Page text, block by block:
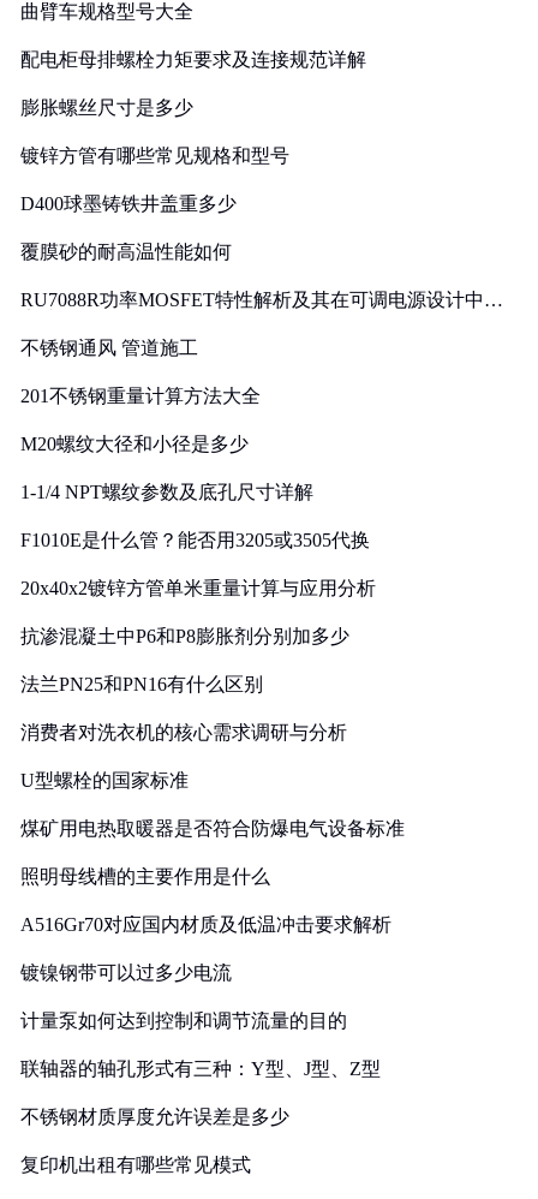
曲臂车规格型号大全
配电柜母排螺栓力矩要求及连接规范详解
膨胀螺丝尺寸是多少
镀锌方管有哪些常见规格和型号
D400球墨铸铁井盖重多少
覆膜砂的耐高温性能如何
RU7088R功率MOSFET特性解析及其在可调电源设计中的
不锈钢通风 管道施工
201不锈钢重量计算方法大全
M20螺纹大径和小径是多少
1-1/4 NPT螺纹参数及底孔尺寸详解
F1010E是什么管？能否用3205或3505代换
20x40x2镀锌方管单米重量计算与应用分析
抗渗混凝土中P6和P8膨胀剂分别加多少
法兰PN25和PN16有什么区别
消费者对洗衣机的核心需求调研与分析
U型螺栓的国家标准
煤矿用电热取暖器是否符合防爆电气设备标准
照明母线槽的主要作用是什么
A516Gr70对应国内材质及低温冲击要求解析
镀镍钢带可以过多少电流
计量泵如何达到控制和调节流量的目的
联轴器的轴孔形式有三种：Y型、J型、Z型
不锈钢材质厚度允许误差是多少
复印机出租有哪些常见模式